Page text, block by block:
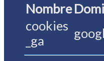
Nombre
cookies
_ga